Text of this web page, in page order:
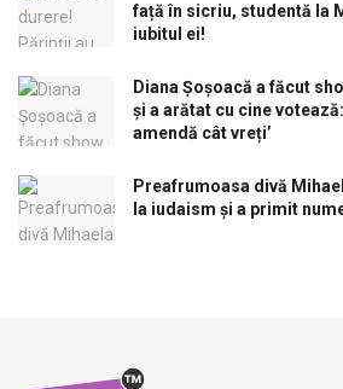
față în sicriu, studentă la
iubitul ei!
Diana Șoșoacă a făcut
și a arătat cu cine
amendă cât vreți’
Preafrumoasa divă
la iudaism și a primit